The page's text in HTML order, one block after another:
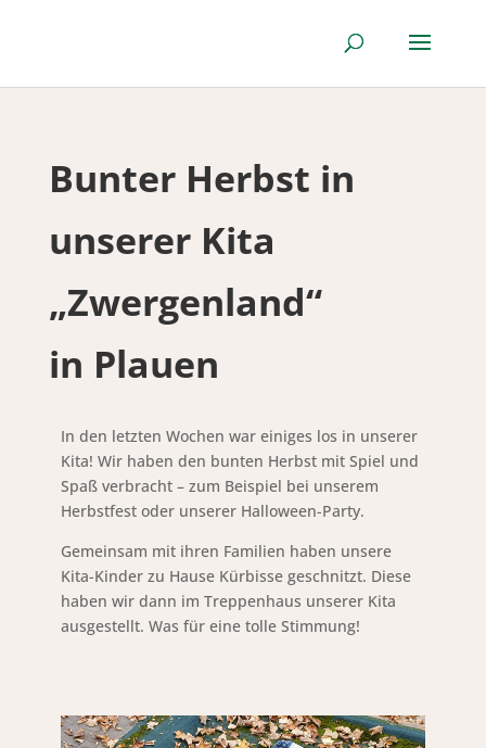
Bunter Herbst in
unserer Kita
„Zwergenland“
in Plauen
In den letzten Wochen war einiges los in unserer
Kita! Wir haben den bunten Herbst mit Spiel und
Spaß verbracht – zum Beispiel bei unserem
Herbstfest oder unserer Halloween-Party.
Gemeinsam mit ihren Familien haben unsere
Kita-Kinder zu Hause Kürbisse geschnitzt. Diese
haben wir dann im Treppenhaus unserer Kita
ausgestellt. Was für eine tolle Stimmung!